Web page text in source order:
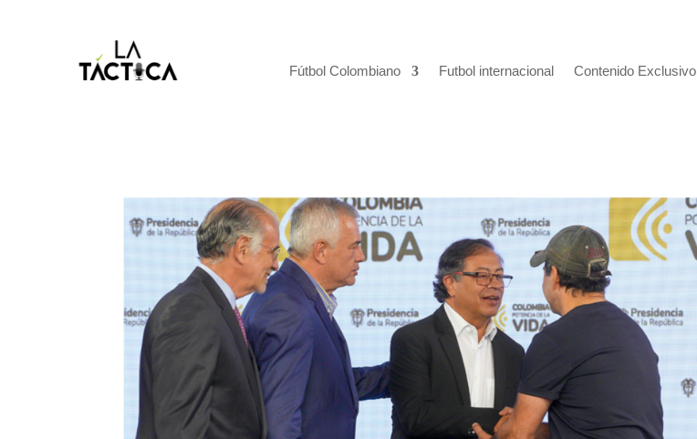
Fútbol Colombiano Futbol internacional Contenido Exclusivo